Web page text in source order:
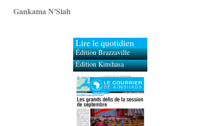
Gankama N'Siah
Lire le quotidien
Édition Brazzaville
Édition Kinshasa